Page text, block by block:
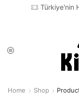
Türkiye'nin
Home Shop